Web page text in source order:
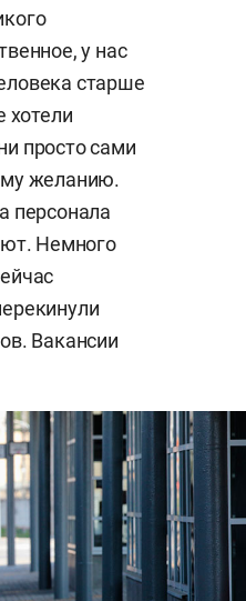
у нас
старше
хотели
просто сами
желанию.
персонала
Немного
Вакансии